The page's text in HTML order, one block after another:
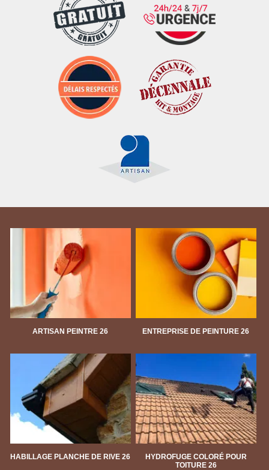
ARTISAN PEINTRE 26 ENTREPRISE DE PEINTURE 26
HABILLAGE PLANCHE DE RIVE 26
HYDROFUGE COLORÉ POUR
TOITURE 26